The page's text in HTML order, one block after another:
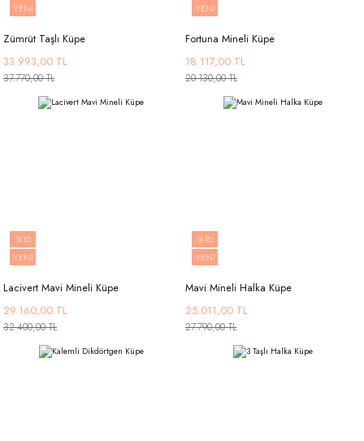
YENİ
Zümrüt Taşlı Küpe
33.993,00 TL
37.770,00 TL
YENİ
Fortuna Mineli Küpe
18.117,00 TL
20.130,00 TL
%10
YENİ
Lacivert Mavi Mineli Küpe
29.160,00 TL
32.400,00 TL
%10
YENİ
Mavi Mineli Halka Küpe
25.011,00 TL
27.790,00 TL